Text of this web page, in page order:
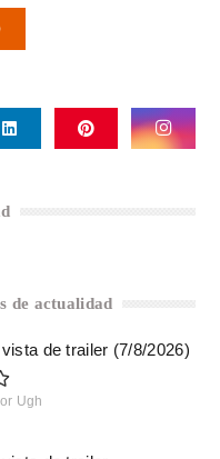
de actualidad
de trailer (7/8/2026)
Ugh